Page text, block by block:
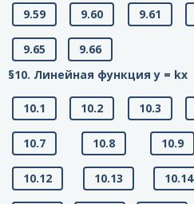
9.59 9.60 9.61
9.65
9.66
§10. Линейная функция у = kx
10.1 10.2 10.3
10.7 10.8 10.9
10.12 10.13 10.14